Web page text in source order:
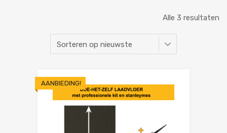
Alle 3 resultaten
AANBIEDING!